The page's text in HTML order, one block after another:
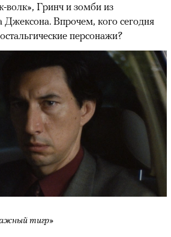
волк», Гринч и зомби из
Впрочем, кого сегодня
персонажи?
тигр»